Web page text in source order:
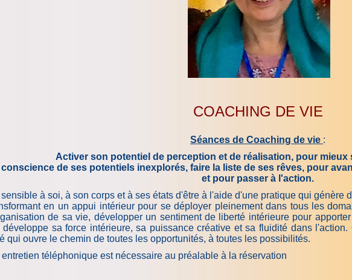
COACHING DE VIE
Séances de Coaching de vie :
Activer son potentiel de perception et de réalisation, pour mieux
conscience de ses potentiels inexplorés, faire la liste de ses rêves, pour
et pour passer à l'action.
à soi, à son corps et à ses états d'être à l'aide d'une pratique qui
en un appui intérieur pour se déployer pleinement dans tous les
de sa vie, développer un sentiment de liberté intérieure pour
sa force intérieure, sa puissance créative et sa fluidité dans
qui ouvre le chemin de toutes les opportunités, à toutes les possibilités.
téléphonique est nécessaire au préalable à la réservation